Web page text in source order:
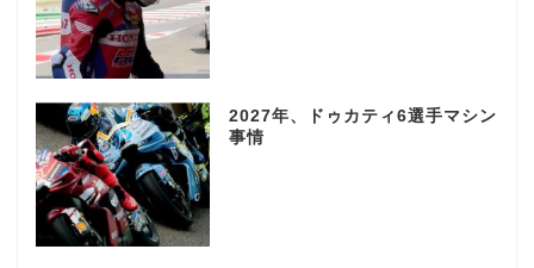
2027年、ドゥカティ6選手マシン
事情